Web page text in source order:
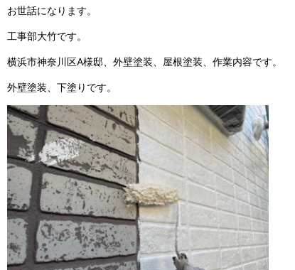
お世話になります。
工事部大竹です。
横浜市神奈川区A様邸、外壁塗装、屋根塗装、作業内容です。
外壁塗装、下塗りです。